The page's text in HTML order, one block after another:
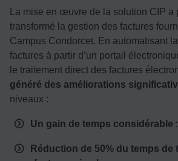
La mise en œuvre de la solution CIP a
transformé la gestion des factures
Campus Condorcet. En automatisant
factures à partir d’un portail
le traitement direct des factures
généré des améliorations
niveaux :
Un gain de temps considérable :
Réduction de 50% du temps de